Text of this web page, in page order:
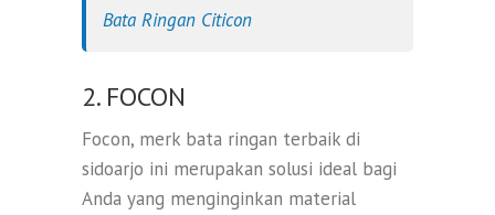
Bata Ringan Citicon
2. FOCON
Focon, merk bata ringan terbaik di
sidoarjo ini merupakan solusi ideal bagi
Anda yang menginginkan material